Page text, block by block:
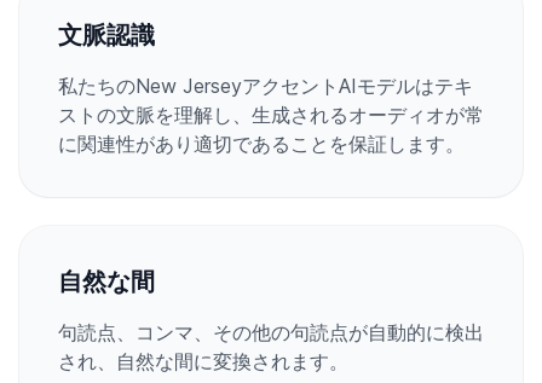
文脈認識
私たちのNew JerseyアクセントAIモデルはテキ
ストの文脈を理解し、生成されるオーディオが常
に関連性があり適切であることを保証します。
自然な間
句読点、コンマ、その他の句読点が自動的に検出
され、自然な間に変換されます。